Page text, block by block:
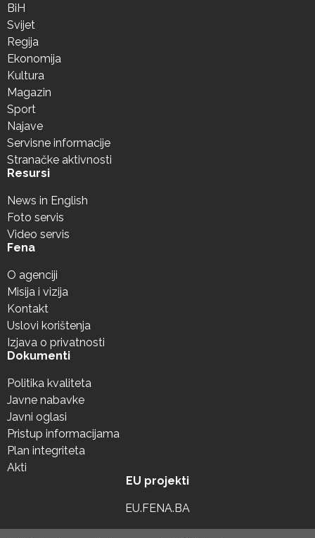
BiH
Svijet
Regija
Ekonomija
Kultura
Magazin
Sport
Najave
Servisne informacije
Stranačke aktivnosti
Resursi
News in English
Foto servis
Video servis
Fena
O agenciji
Misija i vizija
Kontakt
Uslovi korištenja
Izjava o privatnosti
Dokumenti
Politika kvaliteta
Javne nabavke
Javni oglasi
Pristup informacijama
Plan integriteta
Akti
EU projekti
EU.FENA.BA